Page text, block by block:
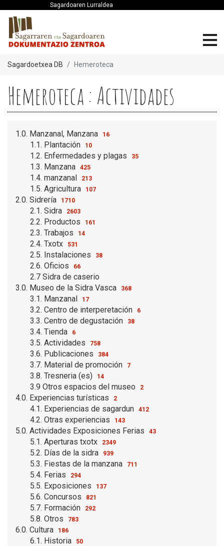
Sagardoaren Lurraldea
Sagardoetxea DB Hemeroteca
Hemeroteca : Actividades
1.0. Manzanal, Manzana 16
1.1. Plantación 10
1.2. Enfermedades y plagas 35
1.3. Manzana 425
1.4. manzanal 213
1.5. Agricultura 107
2.0. Sidrería 1710
2.1. Sidra 2603
2.2. Productos 161
2.3. Trabajos 14
2.4. Txotx 531
2.5. Instalaciones 38
2.6. Oficios 66
2.7 Sidra de caserio
3.0. Museo de la Sidra Vasca
368
3.1. Manzanal 17
3.2. Centro de interperetación 6
3.3. Centro de degustación 38
3.4. Tienda 6
3.5. Actividades 758
3.6. Publicaciones 384
3.7. Material de promoción 7
3.8. Tresneria (es) 14
3.9 Otros espacios del museo 2
4.0. Experiencias turísticas 2
4.1. Experiencias de sagardun 412
4.2. Otras experiencias 143
5.0. Actividades Exposiciones Ferias 43
5.1. Aperturas txotx 2349
5.2. Días de la sidra 939
5.3. Fiestas de la manzana 711
5.4. Ferias 294
5.5. Exposiciones 137
5.6. Concursos 821
5.7. Formación 292
5.8. Otros 783
6.0. Cultura 186
6.1. Historia 50